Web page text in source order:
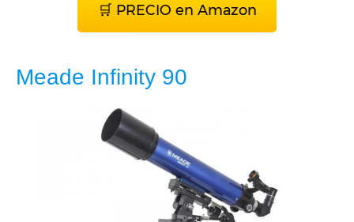
🛒 PRECIO en Amazon
Meade Infinity 90